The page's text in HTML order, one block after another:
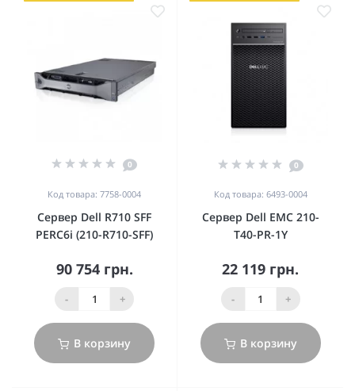
0
Код товара: 7758-0004
Сервер Dell R710 SFF
PERC6i (210-R710-SFF)
90 754 грн.
- +
В корзину
0
Код товара: 6493-0004
Сервер Dell EMC 210-
T40-PR-1Y
22 119 грн.
- +
В корзину